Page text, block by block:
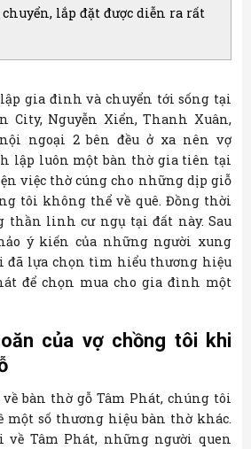
lắp đặt được diễn ra rất
gia đình và chuyển tới sống tại
City, Nguyễn Xiển, Thanh Xuân,
ngoại 2 bên đều ở xa nên vợ
lập luôn một bàn thờ gia tiên tại
việc thờ cúng cho những dịp giỗ
tôi không thể về quê. Đồng thời
thần linh cư ngụ tại đất này. Sau
ý kiến của những người xung
đã lựa chọn tìm hiểu thương hiệu
để chọn mua cho gia đình một
của vợ chồng tôi khi
bàn thờ gỗ Tâm Phát, chúng tôi
một số thương hiệu bàn thờ khác.
Tâm Phát, những người quen